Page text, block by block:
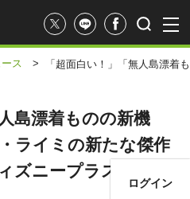
ログイン
ス > 「超面白い！」「無人島漂着
島漂着ものの新機
ライミの新たな傑作
ズニープラスで配信